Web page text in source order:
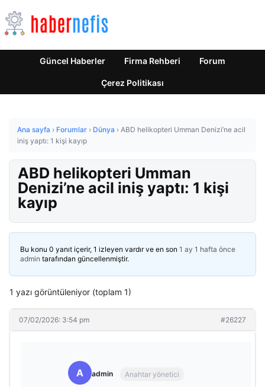
Güncel Haberler Firma Rehberi Forum
Çerez Politikası
Ana sayfa › Forumlar › Dünya › ABD helikopteri Umman Denizi’ne acil
iniş yaptı: 1 kişi kayıp
ABD helikopteri Umman
Denizi’ne acil iniş yaptı: 1 kişi
kayıp
Bu konu 0 yanıt içerir, 1 izleyen vardır ve en son 1 ay 1 hafta önce
admin tarafından güncellenmiştir.
1 yazı görüntüleniyor (toplam 1)
07/02/2026: 3:54 pm #26227
A admin Anahtar yönetici